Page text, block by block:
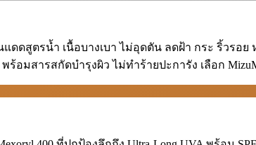
ดสูตรน้ำ เนื้อบางเบา ไม่อุดตัน ลดฝ้า กระ ริ้วรอ
อมสารสกัดบำรุงผิว ไม่ทำร้ายปะการัง เลือก